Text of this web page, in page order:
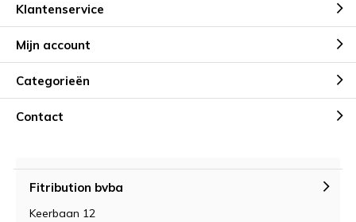
Klantenservice
Mijn account
Categorieën
Contact
Fitribution bvba
Keerbaan 12